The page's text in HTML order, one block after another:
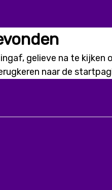
gelieve na te kijken
naar de